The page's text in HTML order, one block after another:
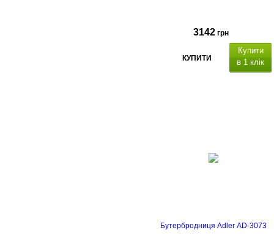
3142 грн
КУПИТИ
Купити
в 1 клік
Бутербродниця Adler AD-3073